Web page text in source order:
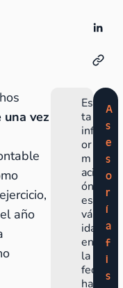
una vez
año
Es
ta
inf
or
m
aci
ón
es
vál
ida
en
la
fec
ha
A
s
e
s
o
r
í
a
f
i
s